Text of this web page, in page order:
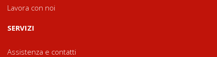
Lavora con noi
SERVIZI
Assistenza e contatti